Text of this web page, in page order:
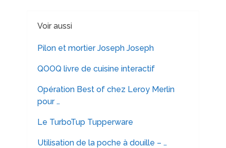
Voir aussi
Pilon et mortier Joseph Joseph
QOOQ livre de cuisine interactif
Opération Best of chez Leroy Merlin
pour …
Le TurboTup Tupperware
Utilisation de la poche à douille – …